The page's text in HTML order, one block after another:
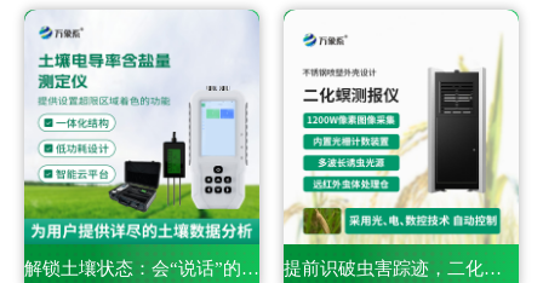
解锁土壤状态：会“说话”的电导率含盐量测定仪 提前识破虫害踪迹，二化螟虫害监测系统的精准捕捉之道